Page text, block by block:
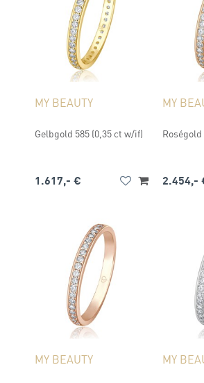
MY BEAUTY
Gelbgold 585 (0,35 ct w/if)
1.617,- €
MY
2.454,-
MY BEAUTY MY